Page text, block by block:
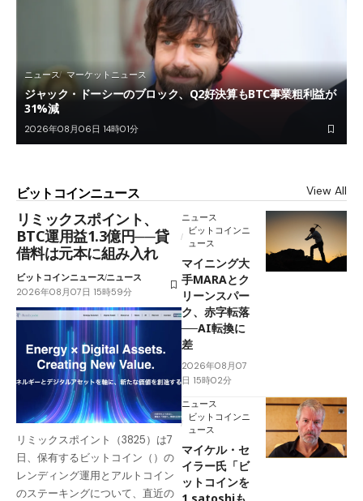
ニュース マーケットニュース
ジャック・ドーシーのブロック、Q2好決算もBTC事業粗利益が
31%減
2026年08月06日 14時01分
ビットコインニュース View All
リミックスポイント、
BTC運用益1.3億円──貸
借料は元本に組み入れ
ビットコインニュースニュース
2026年08月07日 15時59分
リミックスポイント（3825）は7
日、保有するビットコイン（）の
レンディング運用とアルトコイン
のステーキングについて、直近の
ニュース
ビットコインニ
ュース
マイニング大
手MARAとク
リーンスパー
ク、赤字転落
──AI転換に
差
2026年08月07
日 15時02分
ニュース
ビットコインニ
ュース
マイケル・セ
イラー氏「ビ
ットコインを